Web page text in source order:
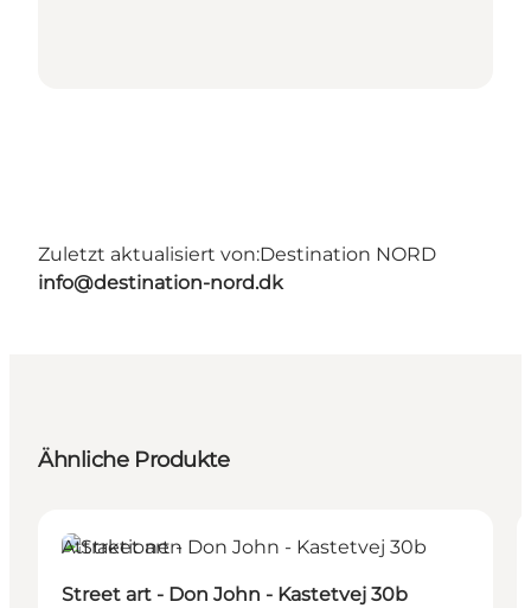
Zuletzt aktualisiert von:Destination NORD
info@destination-nord.dk
Ähnliche Produkte
Attraktionen
Street art - Don John - Kastetvej 30b